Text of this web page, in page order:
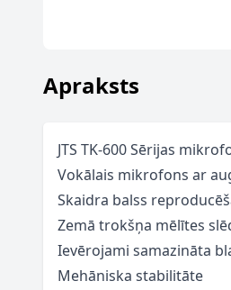
Apraksts
JTS TK-600 Sērijas
Vokālais mikrofons ar
Skaidra balss
Zemā trokšņa mēlītes
Ievērojami samazināta
Mehāniska stabilitāte